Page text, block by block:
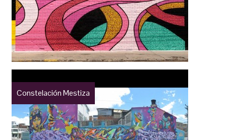
Constelación Mestiza